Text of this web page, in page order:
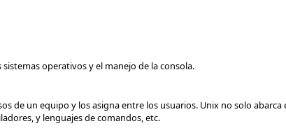
operativos y el manejo de la consola.
de un equipo y los asigna entre los usuarios. Unix no solo abarca
y lenguajes de comandos, etc.